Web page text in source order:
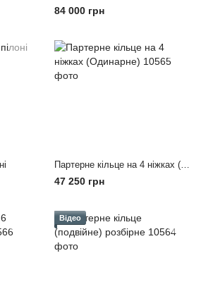
84 000 грн
Партерне кільце на 4 ніжках (Одинарне)
47 250 грн
Відео